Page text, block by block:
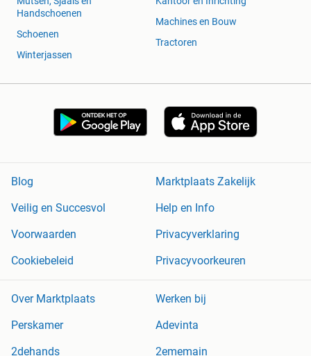
Handschoenen
Schoenen
Winterjassen
Machines en Bouw
Tractoren
Blog
Marktplaats Zakelijk
Veilig en Succesvol
Help en Info
Voorwaarden
Privacyverklaring
Cookiebeleid
Privacyvoorkeuren
Over Marktplaats
Werken bij
Perskamer
Adevinta
2dehands
2ememain